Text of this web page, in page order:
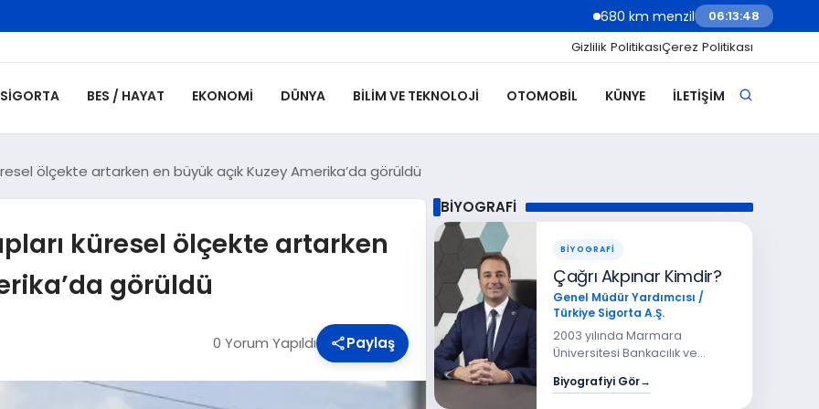
680 km menzilli yeni Hyundai Ioniq 6
06:13:50
Gizlilik PolitikasıÇerez Politikası
SIGORTA BES / HAYAT EKONOMI DÜNYA BILIM VE TEKNOLOJI OTOMOBIL KÜNYE İLETIŞIM
ölçekte artarken en büyük açık Kuzey Amerika’da görüldü
küresel ölçekte artarken
görüldü
0 Yorum Yapıldı Paylaş
BİYOGRAFİ
BİYOGRAFİ
Çağrı Akpınar Kimdir?
Genel Müdür Yardımcısı /
Türkiye Sigorta A.Ş.
2003 yılında Marmara
Üniversitesi Bankacılık ve
mezun olan Sayın Çağrı
Biyografiyi Gör→